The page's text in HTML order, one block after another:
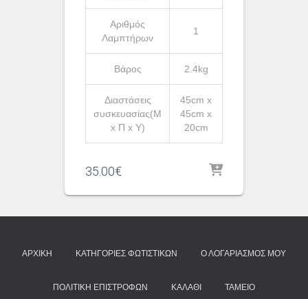
Αριθμός
Λαμπτήρων
1
Βάρος 2.4kg
Διαστάσεις
συσκευασίας(Μ
x Π x Υ)
45cm x
45cm x
20cm
35.00€
ΑΡΧΙΚΉ ΚΑΤΗΓΟΡΊΕΣ ΦΩΤΙΣΤΙΚΏΝ Ο ΛΟΓΑΡΙΑΣΜΌΣ ΜΟΥ
ΠΟΛΙΤΙΚΉ ΕΠΙΣΤΡΟΦΏΝ ΚΑΛΆΘΙ ΤΑΜΕΊΟ